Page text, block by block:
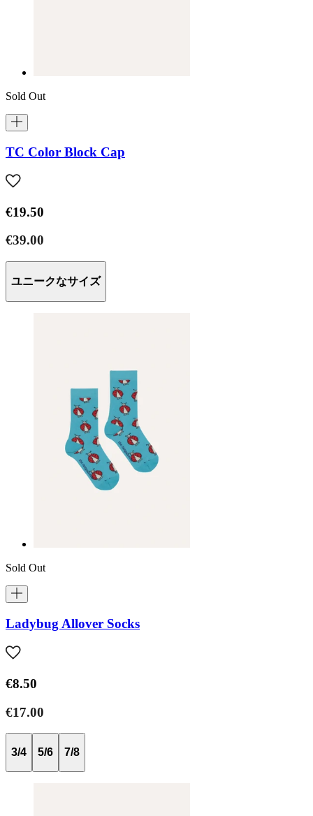
Sold Out
TC Color Block Cap
€19.50
€39.00
ユニークなサイズ
Sold Out
Ladybug Allover Socks
€8.50
€17.00
3/4 5/6 7/8